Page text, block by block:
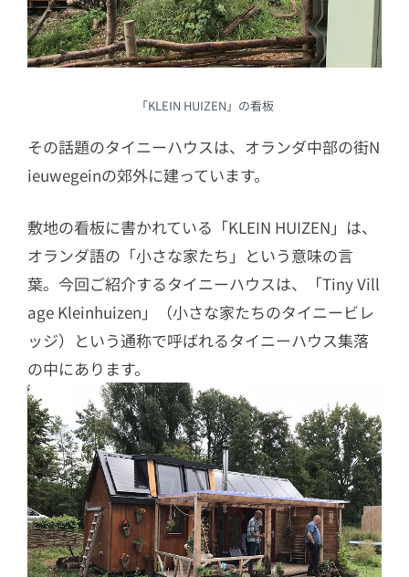
「KLEIN HUIZEN」の看板
その話題のタイニーハウスは、オランダ中部の街N
ieuwegeinの郊外に建っています。
敷地の看板に書かれている「KLEIN HUIZEN」は、
オランダ語の「小さな家たち」という意味の言
葉。今回ご紹介するタイニーハウスは、「Tiny Vill
age Kleinhuizen」（小さな家たちのタイニービレ
ッジ）という通称で呼ばれるタイニーハウス集落
の中にあります。